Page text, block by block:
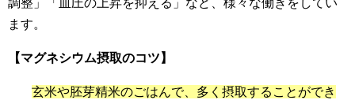
調整」「血圧の上昇を抑える」など、様々な働きをしてい
ます。
【マグネシウム摂取のコツ】
玄米や胚芽精米のごはんで、多く摂取することができ